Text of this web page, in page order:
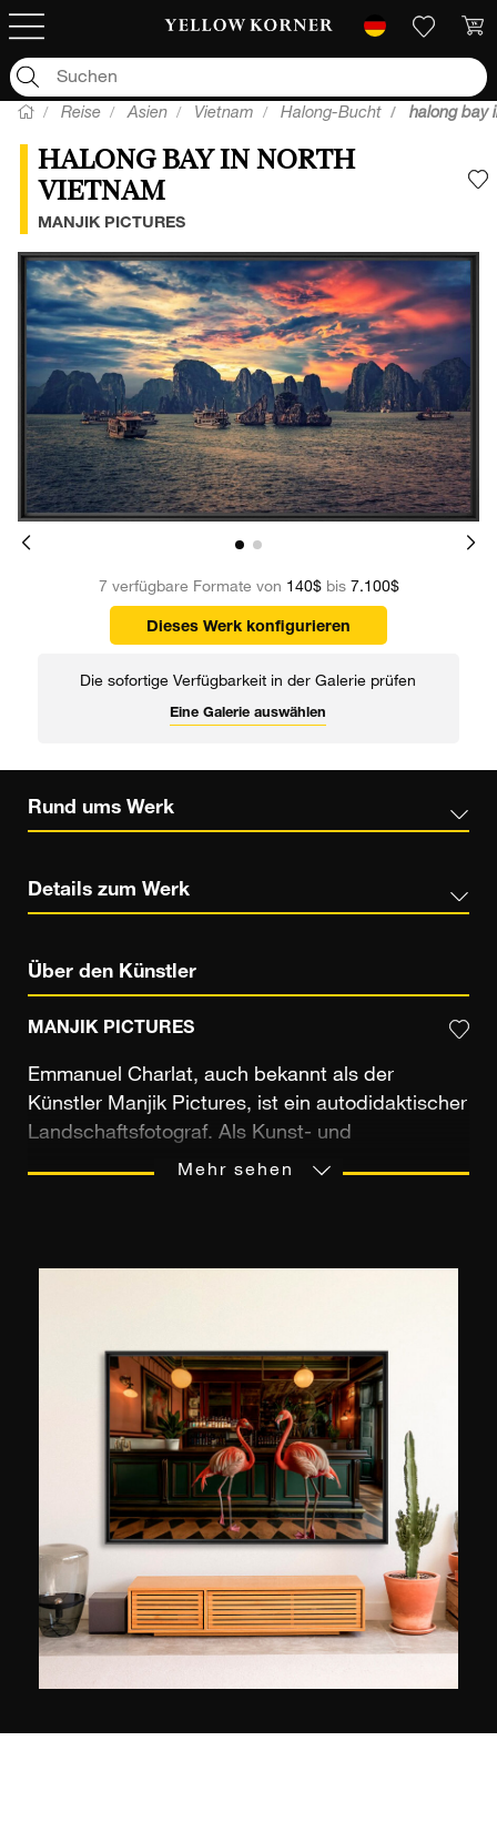
Reise Asien Vietnam Halong-Bucht halong bay
HALONG BAY IN NORTH
VIETNAM
MANJIK PICTURES
7 verfügbare Formate von 140$bis 7.100$
Dieses Werk konfigurieren
Die sofortige Verfügbarkeit in der Galerie prüfen
Eine Galerie auswählen
Rund ums Werk
Details zum Werk
Über den Künstler
MANJIK PICTURES
Emmanuel Charlat, auch bekannt als der
Künstler Manjik Pictures, ist ein autodidaktischer
Landschaftsfotograf. Als Kunst- und
Reiseliebhaber ist er ständig in Bewegung. Er
Öffentlichkeit in ihrer schönsten Form zu zeigen.
Mit seinen Fotos erhebt der französische
Künstler nicht den Anspruch, die Realität
wiederzugeben, sondern vielmehr zum Träumen
und zur Poesie anzuregen. Dazu macht er
farbenfrohe Aufnahmen, denen er durch
Computerbearbeitung einen Hauch von Magie
verleiht.
Mehr sehen